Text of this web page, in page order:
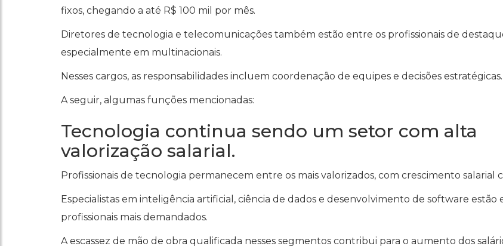
fixos, chegando a até R$ 100 mil por mês.
Diretores de tecnologia e telecomunicações também estão entre os profissionais de
especialmente em multinacionais.
Nesses cargos, as responsabilidades incluem coordenação de equipes e decisões estratégicas.
A seguir, algumas funções mencionadas:
Tecnologia continua sendo um setor com alta
valorização salarial.
Profissionais de tecnologia permanecem entre os mais valorizados, com crescimento salarial
Especialistas em inteligência artificial, ciência de dados e desenvolvimento de software estão
profissionais mais demandados.
A escassez de mão de obra qualificada nesses segmentos contribui para o aumento dos